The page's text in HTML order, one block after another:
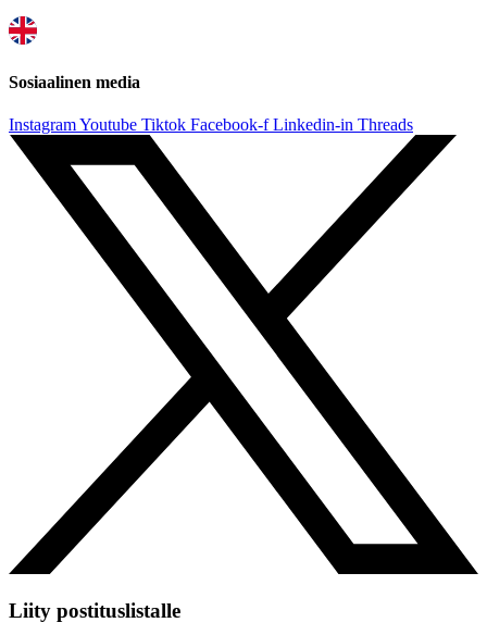
Sosiaalinen media
InstagramYoutube Tiktok Facebook-f Linkedin-in Threads
Liity postituslistalle